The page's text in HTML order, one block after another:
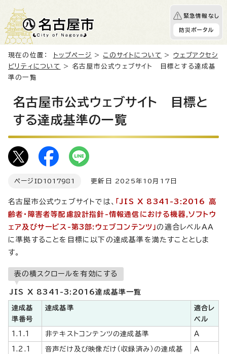
緊急情報なし
防災ポータル
現在の位置： トップページ > このサイトについて > ウェブアクセシ
ビリティについて
> 名古屋市公式ウェブサイト 目標とする達成基
準の一覧
名古屋市公式ウェブサイト 目標と
する達成基準の一覧
ページID 1017981 更新日 2025年10月17日
名古屋市公式ウェブサイトでは、 「JIS X 8341-3:2016 高
齢者・障害者等配慮設計指針-情報通信における機器,ソフトウ
ェア及びサービス-第3部:ウェブコンテンツ」の適合レベルAA
に準拠することを目標に以下の達成基準を満たすこととしま
す。
表の横スクロールを有効にする
JIS X 8341-3:2016達成基準一覧
達成基
準番号
達成基準
適合レ
ベル
1.1.1 非テキストコンテンツの達成基準 A
1.2.1
音声だけ及び映像だけ（収録済み）の達成基
A